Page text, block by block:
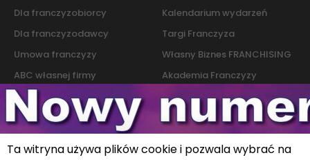
Dla franczyzobiorcy
Dla franczyzodawcy
Umowa franczyzy
ABC własnej firmy
Słownik franczyzy i biznesu
Kalendarium wydarzeń
Targi Franczyza
Własny Biznes FRANCHISING
Akademia Franczyzy
Marketing
Kontakt
Ta witryna używa plików cookie i pozwala wybrać na